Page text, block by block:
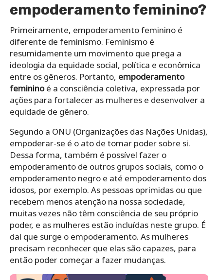
empoderamento feminino?
Primeiramente, empoderamento feminino é
diferente de feminismo. Feminismo é
resumidamente um movimento que prega a
ideologia da equidade social, política e econômica
entre os gêneros. Portanto, empoderamento
femininoé a consciência coletiva, expressada por
ações para fortalecer as mulheres e desenvolver a
equidade de gênero.
Segundo a ONU (Organizações das Nações Unidas),
empoderar-se é o ato de tomar poder sobre si.
Dessa forma, também é possível fazer o
empoderamento de outros grupos sociais, como o
empoderamento negro e até empoderamento dos
idosos, por exemplo. As pessoas oprimidas ou que
recebem menos atenção na nossa sociedade,
muitas vezes não têm consciência de seu próprio
poder, e as mulheres estão incluídas neste grupo. É
daí que surge o empoderamento. As mulheres
precisam reconhecer que elas são capazes, para
então poder começar a fazer mudanças.